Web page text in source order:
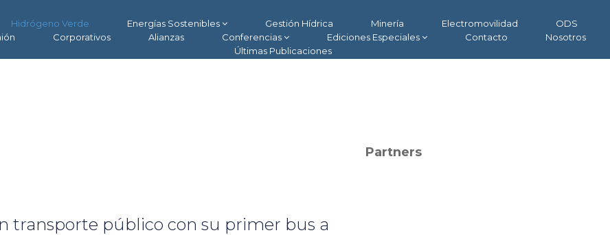
Hidrógeno Verde Energías Sostenibles Gestión Hídrica Minería Electromovilidad
ODS
Corporativos Alianzas Conferencias Ediciones Especiales Contacto
Nosotros
Últimas Publicaciones
transporte público con su primer bus a
Partners